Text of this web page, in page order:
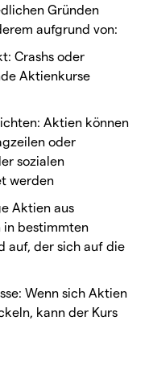
Gründen
aufgrund von:
Crashs oder
Aktienkurse
Aktien können
oder
sozialen
werden
Aktien aus
in bestimmten
auf, der sich auf die
Wenn sich Aktien
kann der Kurs